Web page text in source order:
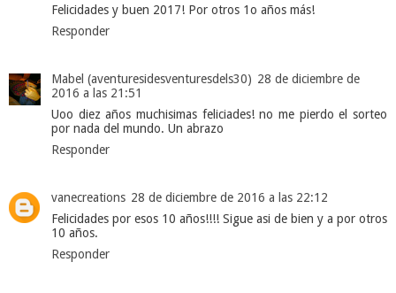
Felicidades y buen 2017! Por otros 1o años más!
Responder
Mabel (aventuresidesventuresdels30) 28 de diciembre de
2016 a las 21:51
Uoo diez años muchisimas feliciades! no me pierdo el sorteo
por nada del mundo. Un abrazo
Responder
vanecreations 28 de diciembre de 2016 a las 22:12
Felicidades por esos 10 años!!!! Sigue asi de bien y a por otros
10 años.
Responder